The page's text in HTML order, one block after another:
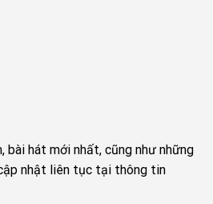
bài hát mới nhất, cũng như những
nhật liên tục tại thông tin